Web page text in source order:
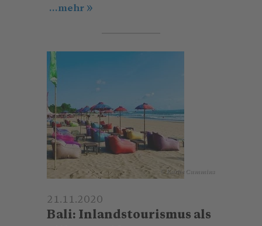
...mehr
© Karlie Cummins
21.11.2020
Bali: Inlandstourismus als